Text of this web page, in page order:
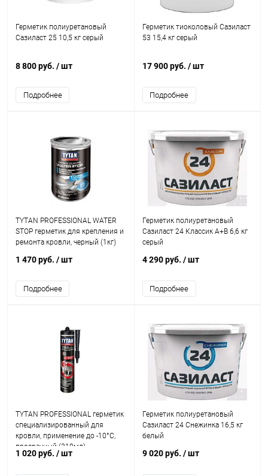
Герметик полиуретановый
Сазиласт 25 10,5 кг серый
8 800 руб. / шт
Подробнее
Герметик тиоколовый Сазиласт
53 15,4 кг серый
17 900 руб. / шт
Подробнее
TYTAN PROFESSIONAL WATER
STOP герметик для крепления и
ремонта кровли, черный (1кг)
1 470 руб. / шт
Подробнее
Герметик полиуретановый
Сазиласт 24 Классик A+B 6,6 кг
серый
4 290 руб. / шт
Подробнее
TYTAN PROFESSIONAL герметик
специализированный для
кровли, применение до -10°C,
прозрачный (310мл)
1 020 руб. / шт
Герметик полиуретановый
Сазиласт 24 Снежинка 16,5 кг
белый
9 020 руб. / шт